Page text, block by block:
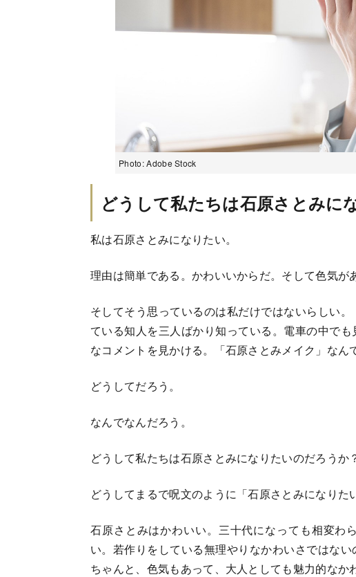
Photo: Adobe Stock
どうして私たちは石原さとみに
私は石原さとみになりたい。
理由は簡単である。かわいいからだ。そして色気が
そしてそう思っているのは私だけではないらしい
ている知人を三人ばかり知っている。電車の中で
なコメントを見かける。「石原さとみメイク」なん
どうしてだろう。
なんでなんだろう。
どうして私たちは石原さとみになりたいのだろうか
どうしてまるで呪文のように「石原さとみになりた
石原さとみはかわいい。三十代になっても相変わ
い。若作りをしている無理やりなかわいさではな
ちゃんと、色気もあって、大人としても魅力的なか